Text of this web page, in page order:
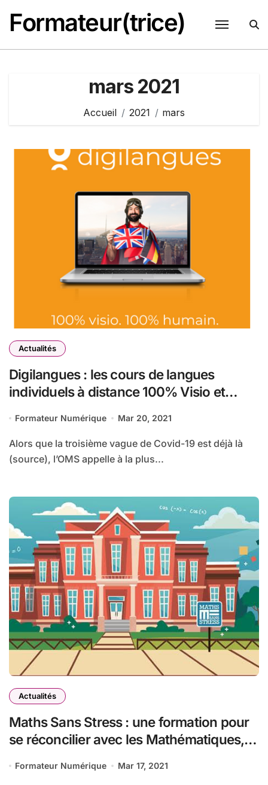
contenu
Formateur(trice)
mars 2021
Accueil 2021 mars
Actualités
Digilangues : les cours de langues
individuels à distance 100% Visio et
Formateur Numérique Mar 20, 2021
Alors que la troisième vague de Covid-19 est déjà là
(source), l’OMS appelle à la plus...
Actualités
Maths Sans Stress : une formation pour
se réconcilier avec les Mathématiques,
Formateur Numérique Mar 17, 2021